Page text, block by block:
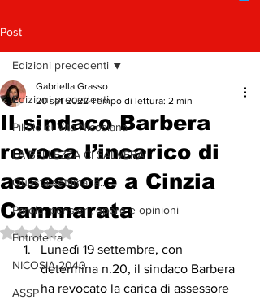
Post
Edizioni precedenti
Pillole di Vita Nicosiana
LA BELLEZZA CI SALVERA'
Questa settimana...
Parole, pensieri, opere e opinioni
Entroterra
NICOSIA 2040
ASSP
Edizioni precedenti
Il sindaco Barbera
revoca l’incarico di
assessore a Cinzia
Cammarata
Gabriella Grasso
20 set 2022 Tempo di lettura: 2 min
Valutazione NaN stelle su 5.
Lunedì 19 settembre, con
determina n.20, il sindaco Barbera
ha revocato la carica di assessore